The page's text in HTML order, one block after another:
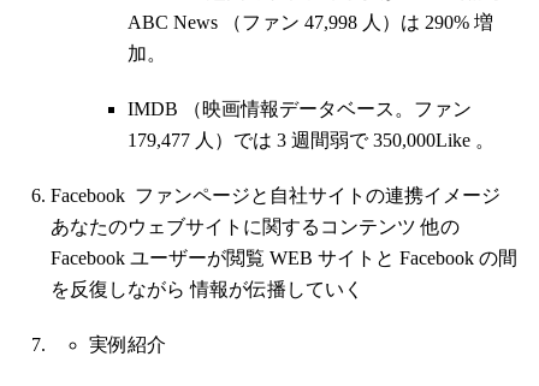
ABC News （ファン 47,998 人）は 290% 増
加。
IMDB （映画情報データベース。ファン
179,477 人）では 3 週間弱で 350,000Like 。
Facebook ファンページと自社サイトの連携イメージ
あなたのウェブサイトに関するコンテンツ 他の
Facebook ユーザーが閲覧 WEB サイトと Facebook の間
を反復しながら 情報が伝播していく
実例紹介